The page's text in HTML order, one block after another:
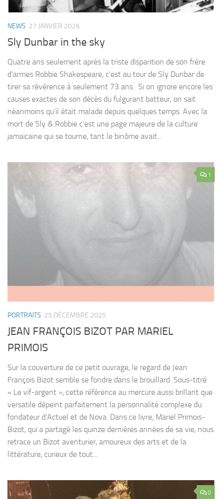
NEWS 27 JANVIER 2026
Sly Dunbar in the sky
Quatre ans seulement après la triste disparition de son frère
d’armes Robbie Shakespeare, c’est au tour de Sly Dunbar de
tirer sa révérence à seulement 73 ans. Si on ignore encore les
causes exactes de son décès du fulgurant batteur, on sait
néanmoins qu’il était malade depuis quelques temps. Avec la
mort de Sly & Robbie c’est une page majeure de la culture
jamaïcaine qui se tourne, tant le binôme avait...
1
PORTRAITS 25 DÉCEMBRE 2025
JEAN FRANÇOIS BIZOT PAR MARIEL
PRIMOIS
Sur la couverture de ce petit ouvrage, le regard de Jean
François Bizot semble se fondre dans le brouillard. Sous-titré
« Le vif-argent », cette référence au mercure aussi brillant que
versatile dépeint parfaitement la personnalité complexe du
fondateur d’Actuel et de Nova. Dans ce livre, Mariel Primois-
Bizot, qui a partagé les quinze dernières années de sa vie, nous
retrace un Bizot aventurier, amoureux des arts et de la
littérature, curieux de tout...
0